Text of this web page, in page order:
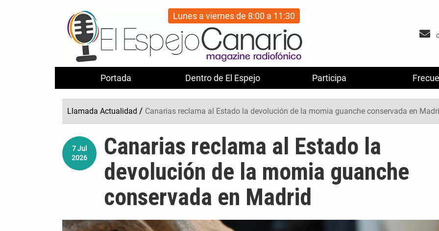
Portada Dentro de El Espejo Participa
Lunes a viernes de 8:00 a 11:30
Llamada Actualidad / Canarias reclama al Estado la devolución de la momia guanche conservada en
7Jul
2026
Canarias reclama al Estado la
devolución de la momia guanche
conservada en Madrid